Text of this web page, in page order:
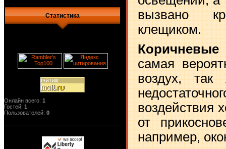
Статистика
Онлайн всего: 1
Гостей: 1
Пользователей: 0
вызвано
клещиком.
самая
воздух,
воздействия
от
например,